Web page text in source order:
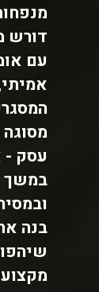
דורש
עם
עסק -
במשך
בנה